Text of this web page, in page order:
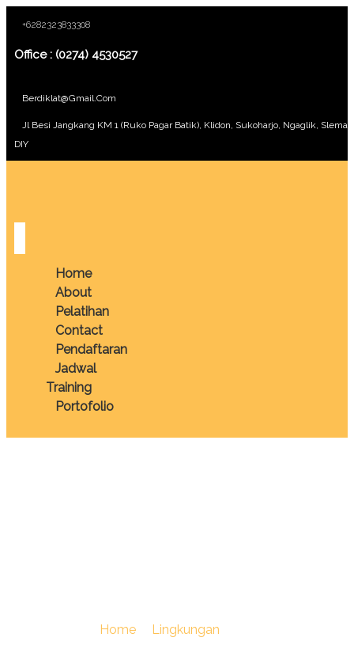
+6282323833308
Office : (0274) 4530527
Berdiklat@gmail.com
Jl Besi Jangkang KM 1 (Ruko Pagar Batik), Klidon, Sukoharjo, Ngaglik,
DIY
Home
About
Pelatihan
Contact
Pendaftaran
Jadwal
Training
Portofolio
Home Lingkungan